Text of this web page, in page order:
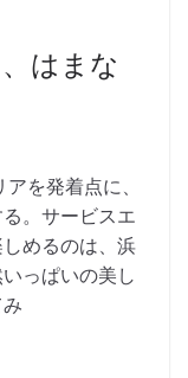
はまな
を発着点に、
。サービスエ
めるのは、浜
っぱいの美し